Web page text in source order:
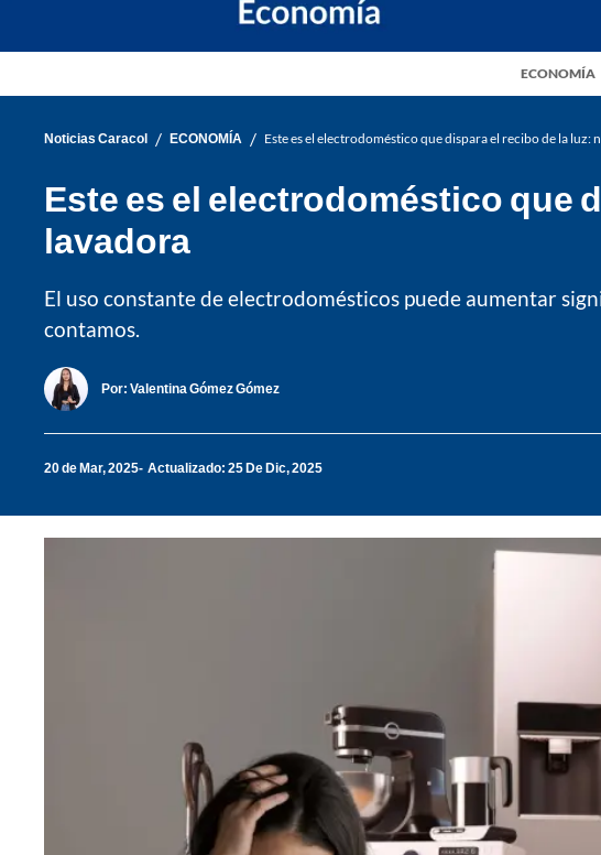
ECONOMÍA
Noticias Caracol / ECONOMÍA / Este es el electrodoméstico que dispara el recibo de la luz:
Este es el electrodoméstico que
lavadora
El uso constante de electrodomésticos puede aumentar
contamos.
Por: Valentina Gómez Gómez
20 de Mar, 2025 Actualizado: 25 De Dic, 2025